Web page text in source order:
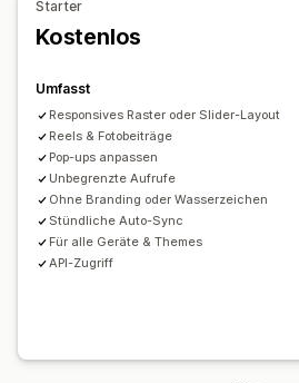
Engagement-Tracking
Starter
Kostenlos
Umfasst
Responsives Raster oder Slider-Layout
Reels & Fotobeiträge
Pop-ups anpassen
Unbegrenzte Aufrufe
Ohne Branding oder Wasserzeichen
Stündliche Auto-Sync
Für alle Geräte & Themes
API-Zugriff